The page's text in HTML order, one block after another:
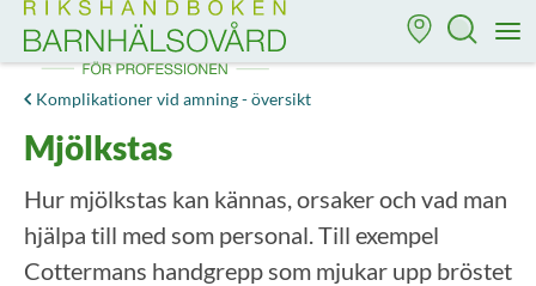
Till startsidan för Rikshandboken i barnhälsovård
Komplikationer vid amning - översikt
Mjölkstas
Hur mjölkstas kan kännas, orsaker och vad man
hjälpa till med som personal. Till exempel
Cottermans handgrepp som mjukar upp bröstet